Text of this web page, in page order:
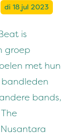
di 18 jul 2023
is
groep
met hun
bandleden
bands,